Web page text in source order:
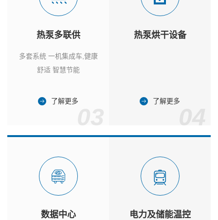
热泵多联供
多套系统 一机集成车,健康
舒适 智慧节能
了解更多
热泵烘干设备
了解更多
数据中心 电力及储能温控